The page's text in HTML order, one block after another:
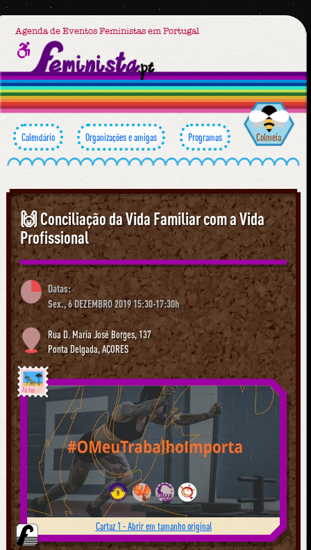
Agenda de Eventos Feministas em Portugal
Calendário Organizações e amigas Programas Colmeia
🙌 Conciliação da Vida Familiar com a Vida
Profissional
Datas:
Sex., 6 DEZEMBRO 2019 15:30-17:30h
Rua D. Maria José Borges, 137
Ponta Delgada,AÇORES
Já foi
Cartaz 1 - Abrir em tamanho original